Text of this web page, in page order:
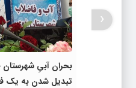
بحران آبیِ
تبدیل شدن به یک
‹